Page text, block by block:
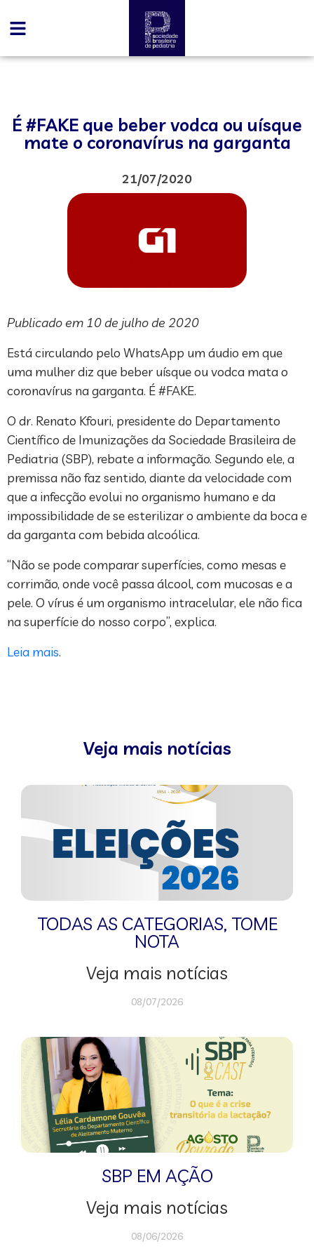
É #FAKE que beber vodca ou uísque
mate o coronavírus na garganta
21/07/2020
Publicado em 10 de julho de 2020
Está circulando pelo WhatsApp um áudio em que
uma mulher diz que beber uísque ou vodca mata o
coronavírus na garganta. É #FAKE.
O dr. Renato Kfouri, presidente do Departamento
Científico de Imunizações da Sociedade Brasileira de
Pediatria (SBP), rebate a informação. Segundo ele, a
premissa não faz sentido, diante da velocidade com
que a infecção evolui no organismo humano e da
impossibilidade de se esterilizar o ambiente da boca e
da garganta com bebida alcoólica.
“Não se pode comparar superfícies, como mesas e
corrimão, onde você passa álcool, com mucosas e a
pele. O vírus é um organismo intracelular, ele não fica
na superfície do nosso corpo”, explica.
Leia mais.
Veja mais notícias
TODAS AS CATEGORIAS, TOME
NOTA
Veja mais notícias
08/07/2026
SBP EM AÇÃO
Veja mais notícias
08/06/2026